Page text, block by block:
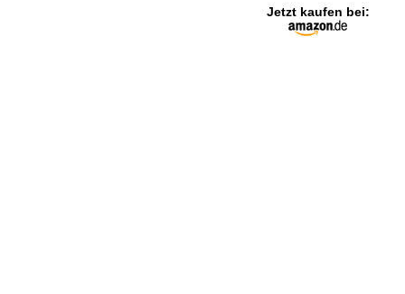
Jetzt kaufen bei: